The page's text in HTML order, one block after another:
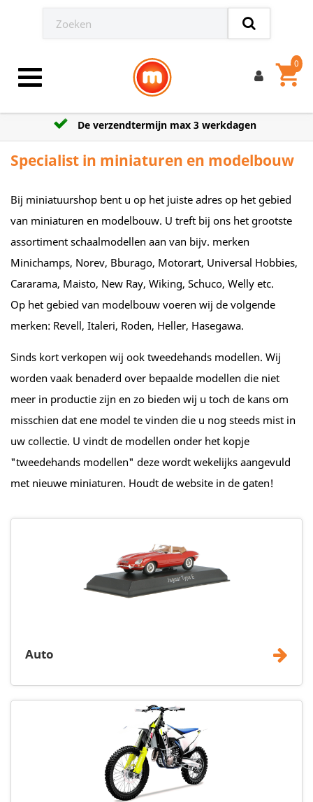
Toggle navigation shopping_cart
0
De verzendtermijn max 3 werkdagen
Specialist in miniaturen en modelbouw
Bij miniatuurshop bent u op het juiste adres op het gebied
van miniaturen en modelbouw. U treft bij ons het grootste
assortiment schaalmodellen aan van bijv. merken
Minichamps, Norev, Bburago, Motorart, Universal Hobbies,
Cararama, Maisto, New Ray, Wiking, Schuco, Welly etc.
Op het gebied van modelbouw voeren wij de volgende
merken: Revell, Italeri, Roden, Heller, Hasegawa.
Sinds kort verkopen wij ook tweedehands modellen. Wij
worden vaak benaderd over bepaalde modellen die niet
meer in productie zijn en zo bieden wij u toch de kans om
misschien dat ene model te vinden die u nog steeds mist in
uw collectie. U vindt de modellen onder het kopje
"tweedehands modellen" deze wordt wekelijks aangevuld
met nieuwe miniaturen. Houdt de website in de gaten!
Auto